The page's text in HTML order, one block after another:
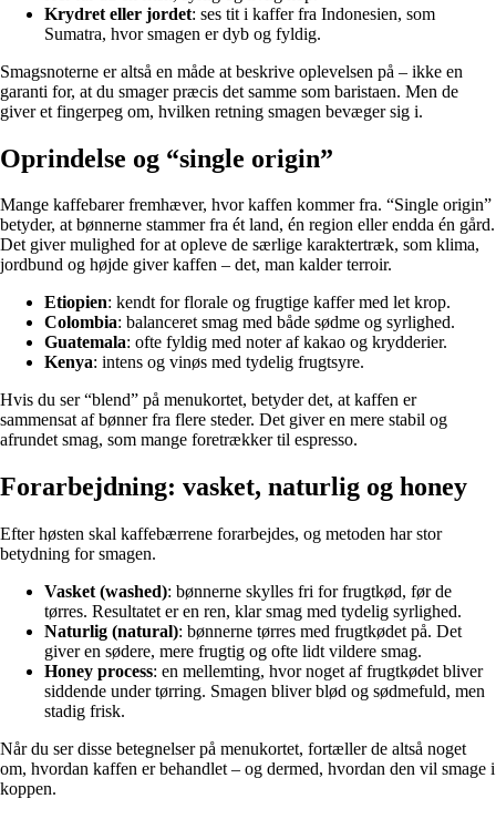
Krydret eller jordet: ses tit i kaffer fra Indonesien, som
Sumatra, hvor smagen er dyb og fyldig.
Smagsnoterne er altså en måde at beskrive oplevelsen på – ikke en
garanti for, at du smager præcis det samme som baristaen. Men de
giver et fingerpeg om, hvilken retning smagen bevæger sig i.
Oprindelse og “single origin”
Mange kaffebarer fremhæver, hvor kaffen kommer fra. “Single origin”
betyder, at bønnerne stammer fra ét land, én region eller endda én gård.
Det giver mulighed for at opleve de særlige karaktertræk, som klima,
jordbund og højde giver kaffen – det, man kalder terroir.
Etiopien: kendt for florale og frugtige kaffer med let krop.
Colombia: balanceret smag med både sødme og syrlighed.
Guatemala: ofte fyldig med noter af kakao og krydderier.
Kenya: intens og vinøs med tydelig frugtsyre.
Hvis du ser “blend” på menukortet, betyder det, at kaffen er
sammensat af bønner fra flere steder. Det giver en mere stabil og
afrundet smag, som mange foretrækker til espresso.
Forarbejdning: vasket, naturlig og honey
Efter høsten skal kaffebærrene forarbejdes, og metoden har stor
betydning for smagen.
Vasket (washed): bønnerne skylles fri for frugtkød, før de
tørres. Resultatet er en ren, klar smag med tydelig syrlighed.
Naturlig (natural): bønnerne tørres med frugtkødet på. Det
giver en sødere, mere frugtig og ofte lidt vildere smag.
Honey process: en mellemting, hvor noget af frugtkødet bliver
siddende under tørring. Smagen bliver blød og sødmefuld, men
stadig frisk.
Når du ser disse betegnelser på menukortet, fortæller de altså noget
om, hvordan kaffen er behandlet – og dermed, hvordan den vil smage i
koppen.